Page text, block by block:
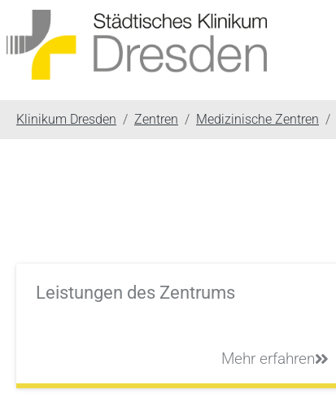
Klinikum Dresden Zentren Medizinische Zentren
Leistungen des Zentrums
Mehr erfahren